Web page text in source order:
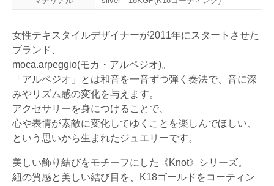
女性テキスタイルデザイナーが2011年にスタートさせた
ブランド、
moca.arpeggio(モカ・アルペジオ)。
「アルペジオ」とは和音を一音ずつ弾く奏法で、音に深
みやリズム感の変化を与えます。
アクセサリーを身につけることで、
心や表情が素敵に変化してゆくことを楽しんでほしい、
という思いから生まれたジュエリーです。
美しい飾り結びをモチーフにした《Knot》シリーズ。
紐の質感と美しい結び目を、K18ゴールドをコーティン